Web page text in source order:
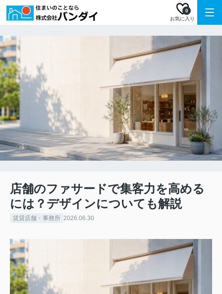
お気に入り
0
店舗のファサードで集客力を高める
には？デザインについても解説
賃貸店舗・事務所 2026.06.30